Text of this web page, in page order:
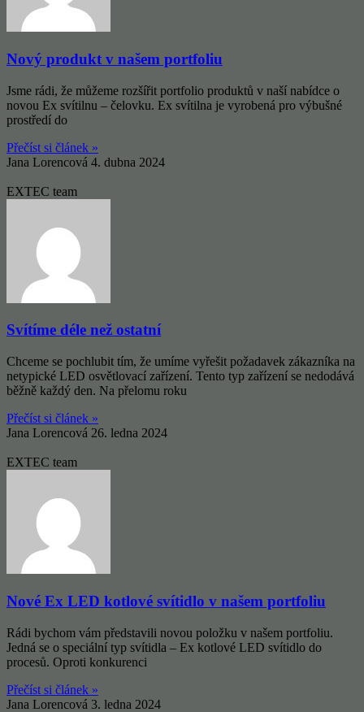
Nový produkt v našem portfoliu
Jsme rádi, že můžeme rozšířit portfolio produktů v naší nabídce o
novou Ex svítilnu – čelovku. Ex svítilna je vyrobená pro výbušné
prostředí do
Přečíst si článek »
Jana Lorencová 4. dubna 2024
EXTEC team
Svítíme déle než ostatní
Chceme se pochlubit tím, že umíme vyřešit požadavek zákazníka na
netypické LED osvětlovací zařízení. Tento typ zařízení se nedodává
běžně každý den. Na přelomu roku
Přečíst si článek »
Jana Lorencová 26. ledna 2024
EXTEC team
Nové Ex LED kotlové svítidlo v našem portfoliu
Rádi bychom vám představili novou položku v našem portfoliu.
Jedná se o speciální typ svítidla – Ex kotlové LED svítidlo do
procesů. Oproti konkurenci
Přečíst si článek »
Jana Lorencová 3. ledna 2024